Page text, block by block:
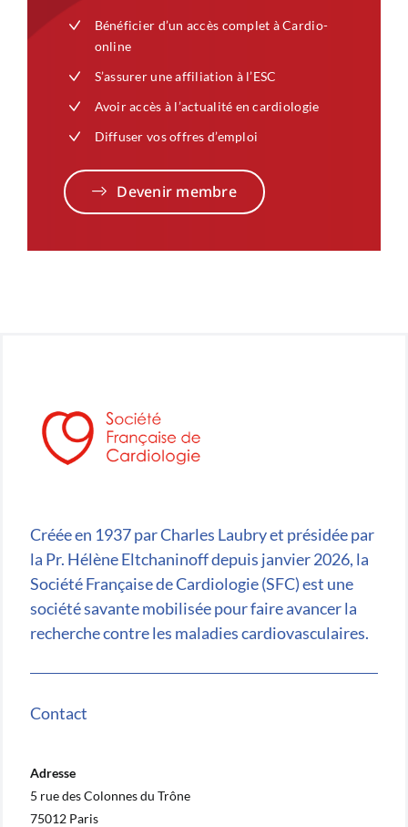
Bénéficier d’un accès complet à Cardio-
online
S’assurer une affiliation à l’ESC
Avoir accès à l’actualité en cardiologie
Diffuser vos offres d’emploi
Devenir membre
Créée en 1937 par Charles Laubry et présidée par
la Pr. Hélène Eltchaninoff depuis janvier 2026, la
Société Française de Cardiologie (SFC) est une
société savante mobilisée pour faire avancer la
recherche contre les maladies cardiovasculaires.
Contact
Adresse
5 rue des Colonnes du Trône
75012 Paris